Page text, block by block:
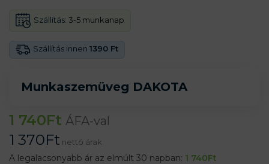
Munkaszemüveg DAKOTA
Szállítás innen 1390 Ft
Szállítás: 3-5 munkanap
1 740Ft ÁFA-val
1 370Ft nettó árak
A legalacsonyabb ár az elmúlt 30 napban: 1 740Ft